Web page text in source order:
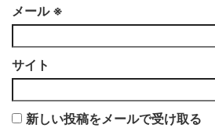
メール ※
サイト
新しい投稿をメールで受け取る